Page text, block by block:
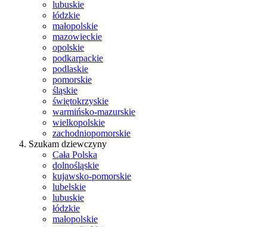
lubuskie
łódzkie
małopolskie
mazowieckie
opolskie
podkarpackie
podlaskie
pomorskie
śląskie
świętokrzyskie
warmińsko-mazurskie
wielkopolskie
zachodniopomorskie
Szukam dziewczyny
Cała Polska
dolnośląskie
kujawsko-pomorskie
lubelskie
lubuskie
łódzkie
małopolskie